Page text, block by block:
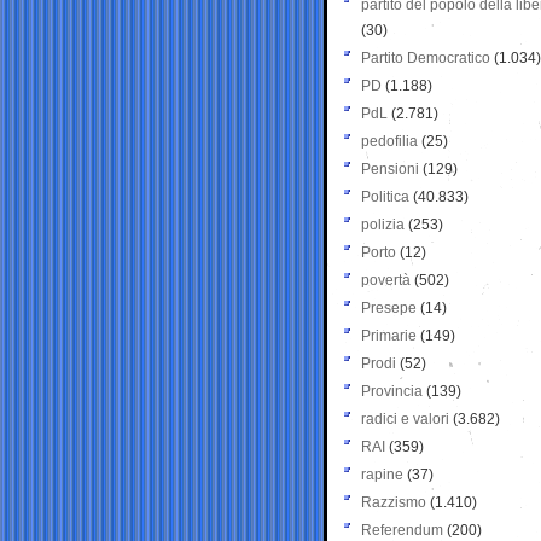
partito del popolo della
(30)
Partito Democratico (1.034)
PD (1.188)
PdL (2.781)
pedofilia (25)
Pensioni (129)
Politica (40.833)
polizia (253)
Porto (12)
povertà (502)
Presepe (14)
Primarie (149)
Prodi (52)
Provincia (139)
radici e valori (3.682)
RAI (359)
rapine (37)
Razzismo (1.410)
Referendum (200)